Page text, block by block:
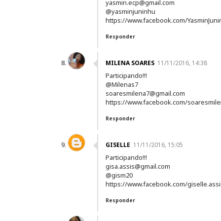
yasmin.ecp@gmail.com
@yasminjuninhu
https://www.facebook.com/
Responder
MILENA SOARES 11/11/2016, 14:38
Participando!!!
@Milenas7
soaresmilena7@gmail.com
https://www.facebook.com/
Responder
GISELLE 11/11/2016, 15:05
Participando!!!
gisa.assis@gmail.com
@gism20
https://www.facebook.com/
Responder